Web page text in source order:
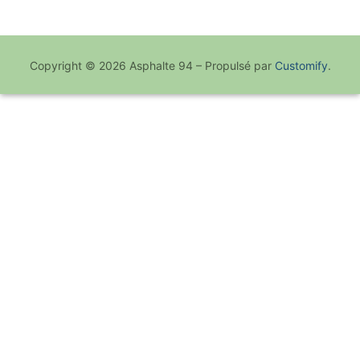
Copyright © 2026 Asphalte 94 – Propulsé par Customify.